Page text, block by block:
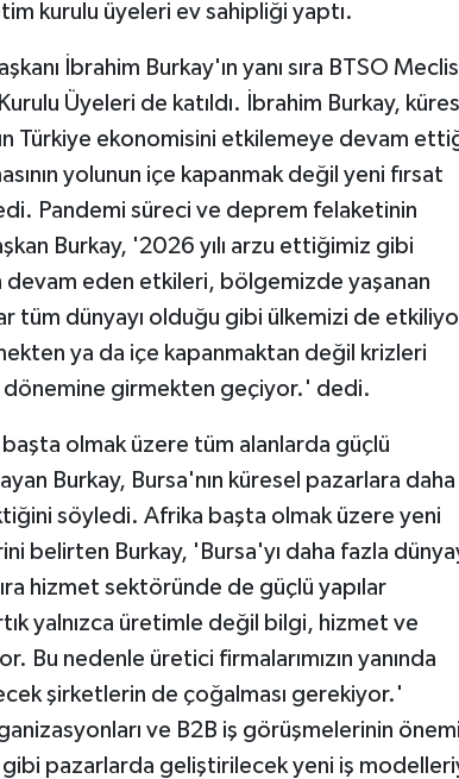
kurulu üyeleri ev sahipliği yaptı.
İbrahim Burkay'ın yanı sıra BTSO Meclis
Üyeleri de katıldı. İbrahim Burkay,
Türkiye ekonomisini etkilemeye devam
yolunun içe kapanmak değil yeni fırsat
Pandemi süreci ve deprem felaketinin
Burkay, '2026 yılı arzu ettiğimiz gibi
devam eden etkileri, bölgemizde yaşanan
tüm dünyayı olduğu gibi ülkemizi de
ya da içe kapanmaktan değil krizleri
dönemine girmekten geçiyor.' dedi.
olmak üzere tüm alanlarda güçlü
Burkay, Bursa'nın küresel pazarlara daha
söyledi. Afrika başta olmak üzere yeni
belirten Burkay, 'Bursa'yı daha fazla
hizmet sektöründe de güçlü yapılar
yalnızca üretimle değil bilgi, hizmet ve
Bu nedenle üretici firmalarımızın yanında
şirketlerin de çoğalması gerekiyor.'
ve B2B iş görüşmelerinin
gibi pazarlarda geliştirilecek yeni iş